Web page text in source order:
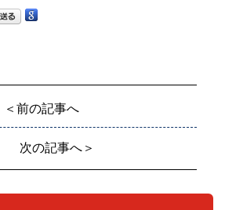
＜前の記事へ
次の記事へ＞